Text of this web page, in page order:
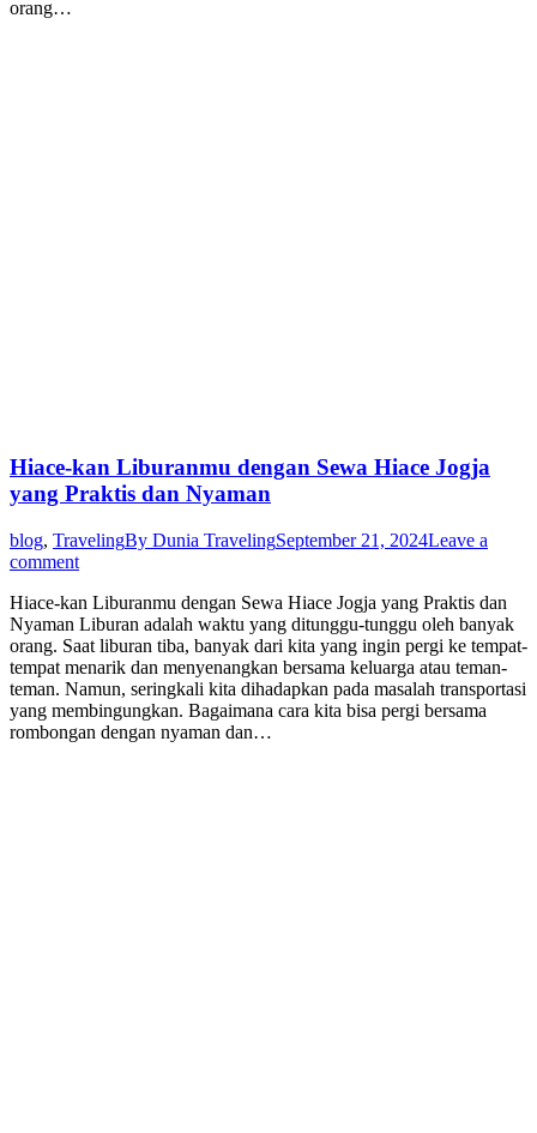
orang…
Hiace-kan Liburanmu dengan Sewa Hiace Jogja
yang Praktis dan Nyaman
blog, TravelingBy Dunia TravelingSeptember 21, 2024Leave a
comment
Hiace-kan Liburanmu dengan Sewa Hiace Jogja yang Praktis dan
Nyaman Liburan adalah waktu yang ditunggu-tunggu oleh banyak
orang. Saat liburan tiba, banyak dari kita yang ingin pergi ke tempat-
tempat menarik dan menyenangkan bersama keluarga atau teman-
teman. Namun, seringkali kita dihadapkan pada masalah transportasi
yang membingungkan. Bagaimana cara kita bisa pergi bersama
rombongan dengan nyaman dan…